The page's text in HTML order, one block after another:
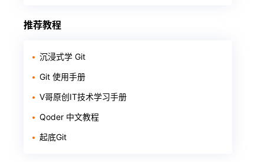
推荐教程
沉浸式学 Git
Git 使用手册
V哥原创IT技术学习手册
Qoder 中文教程
起底Git